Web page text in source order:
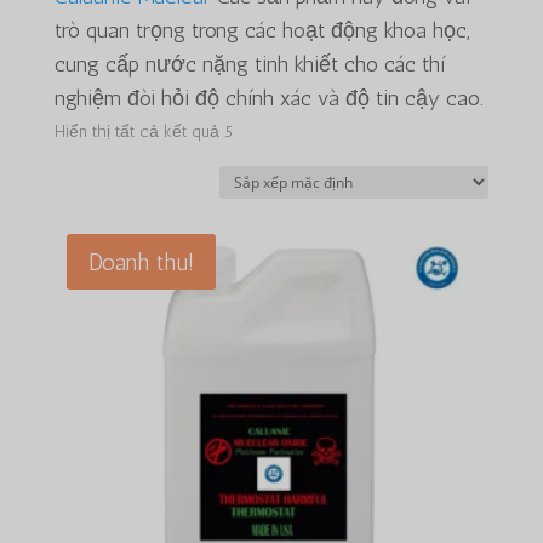
trò quan trọng trong các hoạt động khoa học,
cung cấp nước nặng tinh khiết cho các thí
nghiệm đòi hỏi độ chính xác và độ tin cậy cao.
Hiển thị tất cả kết quả 5
Doanh thu!